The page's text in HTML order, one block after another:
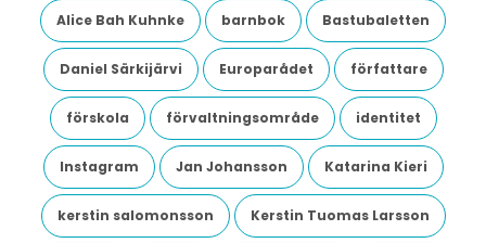
Alice Bah Kuhnke barnbok Bastubaletten
Daniel Särkijärvi Europarådet författare
förskola förvaltningsområde identitet
Instagram Jan Johansson Katarina Kieri
kerstin salomonsson Kerstin Tuomas Larsson